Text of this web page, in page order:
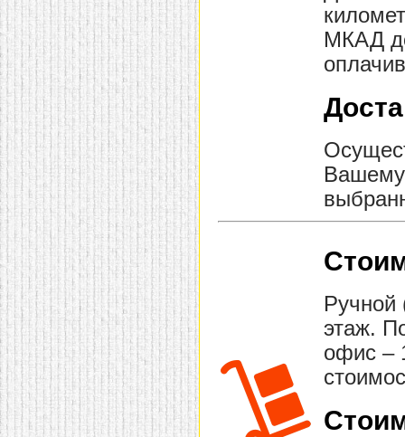
МКАД
Вашему
Ручной
этаж.
офис –